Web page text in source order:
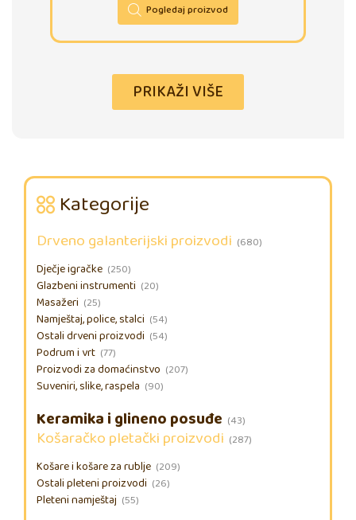
Kategorije
Drveno galanterijski proizvodi (680)
Dječje igračke (250)
Glazbeni instrumenti (20)
Masažeri (25)
Namještaj, police, stalci (54)
Ostali drveni proizvodi (54)
Podrum i vrt (77)
Proizvodi za domaćinstvo (207)
Suveniri, slike, raspela (90)
Keramika i glineno posuđe (43)
Košaračko pletački proizvodi (287)
Košare i košare za rublje (209)
Ostali pleteni proizvodi (26)
Pleteni namještaj (55)
Pogledaj proizvod
PRIKAŽI VIŠE